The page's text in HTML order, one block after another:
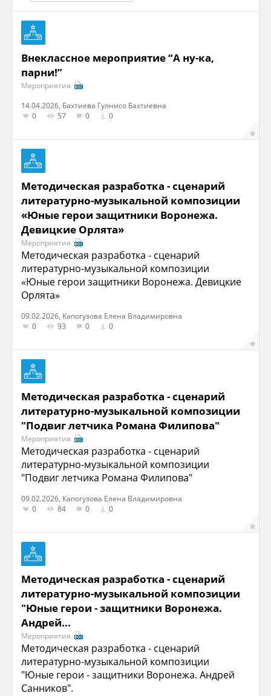
Внеклассное мероприятие “А ну-ка,
парни!”
Мероприятия
14.04.2026, Бахтиева Гулнисо Бахтиевна
0
57 0 0
Методическая разработка - сценарий
литературно-музыкальной композиции
«Юные герои защитники Воронежа.
Девицкие Орлята»
Мероприятия
Методическая разработка - сценарий
литературно-музыкальной композиции
«Юные герои защитники Воронежа. Девицкие
Орлята»
09.02.2026, Капогузова Елена Владимировна
0
93 0 0
Методическая разработка - сценарий
литературно-музыкальной композиции
"Подвиг летчика Романа Филипова"
Мероприятия
Методическая разработка - сценарий
литературно-музыкальной композиции
"Подвиг летчика Романа Филипова"
09.02.2026, Капогузова Елена Владимировна
0
84 0 0
Методическая разработка - сценарий
литературно-музыкальной композиции
"Юные герои - защитники Воронежа.
Андрей...
Мероприятия
Методическая разработка - сценарий
литературно-музыкальной композиции
"Юные герои - защитники Воронежа. Андрей
Санников".